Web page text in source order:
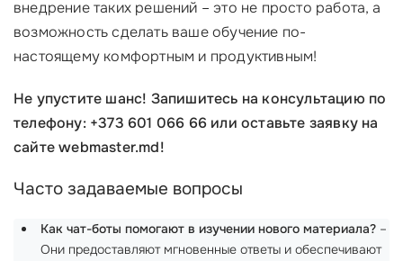
внедрение таких решений – это не просто работа, а
возможность сделать ваше обучение по-
настоящему комфортным и продуктивным!
Не упустите шанс! Запишитесь на консультацию по
телефону: +373 601 066 66 или оставьте заявку на
сайте webmaster.md!
Часто задаваемые вопросы
Как чат-боты помогают в изучении нового материала? –
Они предоставляют мгновенные ответы и обеспечивают